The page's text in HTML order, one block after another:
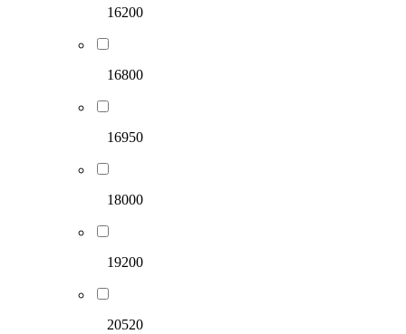
16200
16800
16950
18000
19200
20520